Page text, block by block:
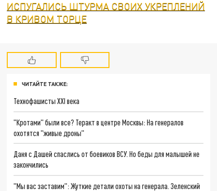
ИСПУГАЛИСЬ ШТУРМА СВОИХ УКРЕПЛЕНИЙ
В КРИВОМ ТОРЦЕ
ЧИТАЙТЕ ТАКЖЕ:
Технофашисты XXI века
"Кротами" были все? Теракт в центре Москвы: На генералов
охотятся "живые дроны"
Даня с Дашей спаслись от боевиков ВСУ. Но беды для малышей не
закончились
"Мы вас заставим": Жуткие детали охоты на генерала. Зеленский